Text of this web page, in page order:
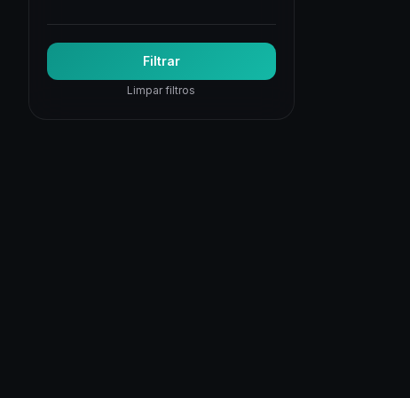
Trading Quantitativo
Visão Computacional
Visualização de Dados
Filtrar
Limpar filtros